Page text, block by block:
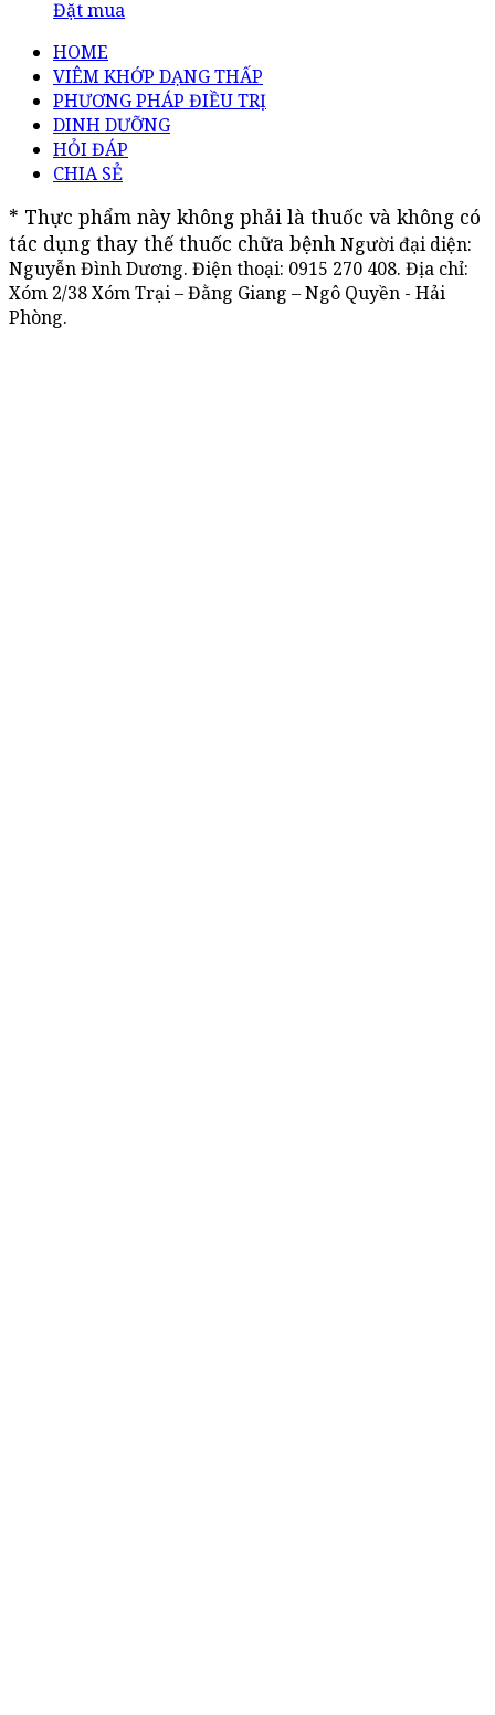
Đặt mua
HOME
VIÊM KHỚP DẠNG THẤP
PHƯƠNG PHÁP ĐIỀU TRỊ
DINH DƯỠNG
HỎI ĐÁP
CHIA SẺ
* Thực phẩm này không phải là thuốc và không có
tác dụng thay thế thuốc chữa bệnh Người đại diện:
Nguyễn Đình Dương. Điện thoại: 0915 270 408. Địa chỉ:
Xóm 2/38 Xóm Trại – Đằng Giang – Ngô Quyền - Hải
Phòng.